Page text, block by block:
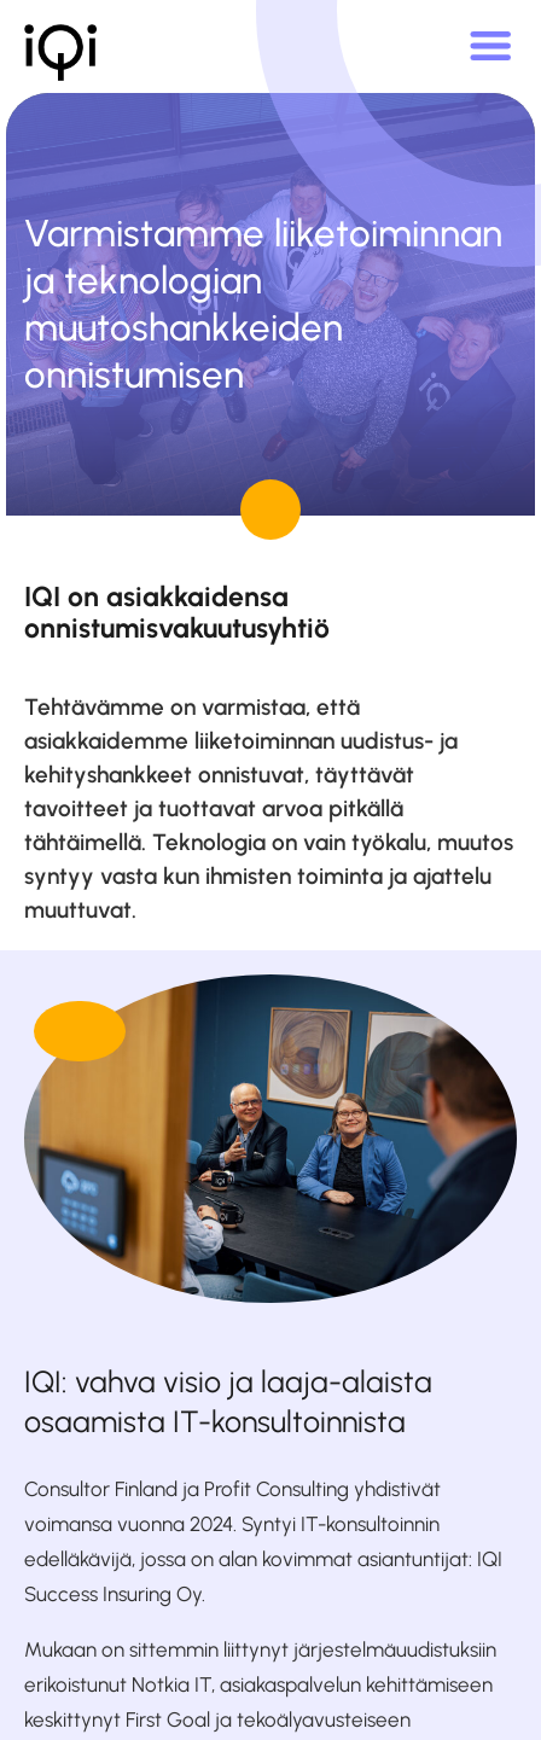
Varmistamme liiketoiminnan
ja teknologian
muutoshankkeiden
onnistumisen
IQI on asiakkaidensa
onnistumisvakuutusyhtiö
Tehtävämme on varmistaa, että
asiakkaidemme liiketoiminnan uudistus- ja
kehityshankkeet onnistuvat, täyttävät
tavoitteet ja tuottavat arvoa pitkällä
tähtäimellä. Teknologia on vain työkalu, muutos
syntyy vasta kun ihmisten toiminta ja ajattelu
muuttuvat.
IQI: vahva visio ja laaja-alaista
osaamista IT-konsultoinnista
Consultor Finland ja Profit Consulting yhdistivät
voimansa vuonna 2024. Syntyi IT-konsultoinnin
edelläkävijä, jossa on alan kovimmat asiantuntijat: IQI
Success Insuring Oy.
Mukaan on sittemmin liittynyt järjestelmäuudistuksiin
erikoistunut Notkia IT, asiakaspalvelun kehittämiseen
keskittynyt First Goal ja tekoälyavusteiseen